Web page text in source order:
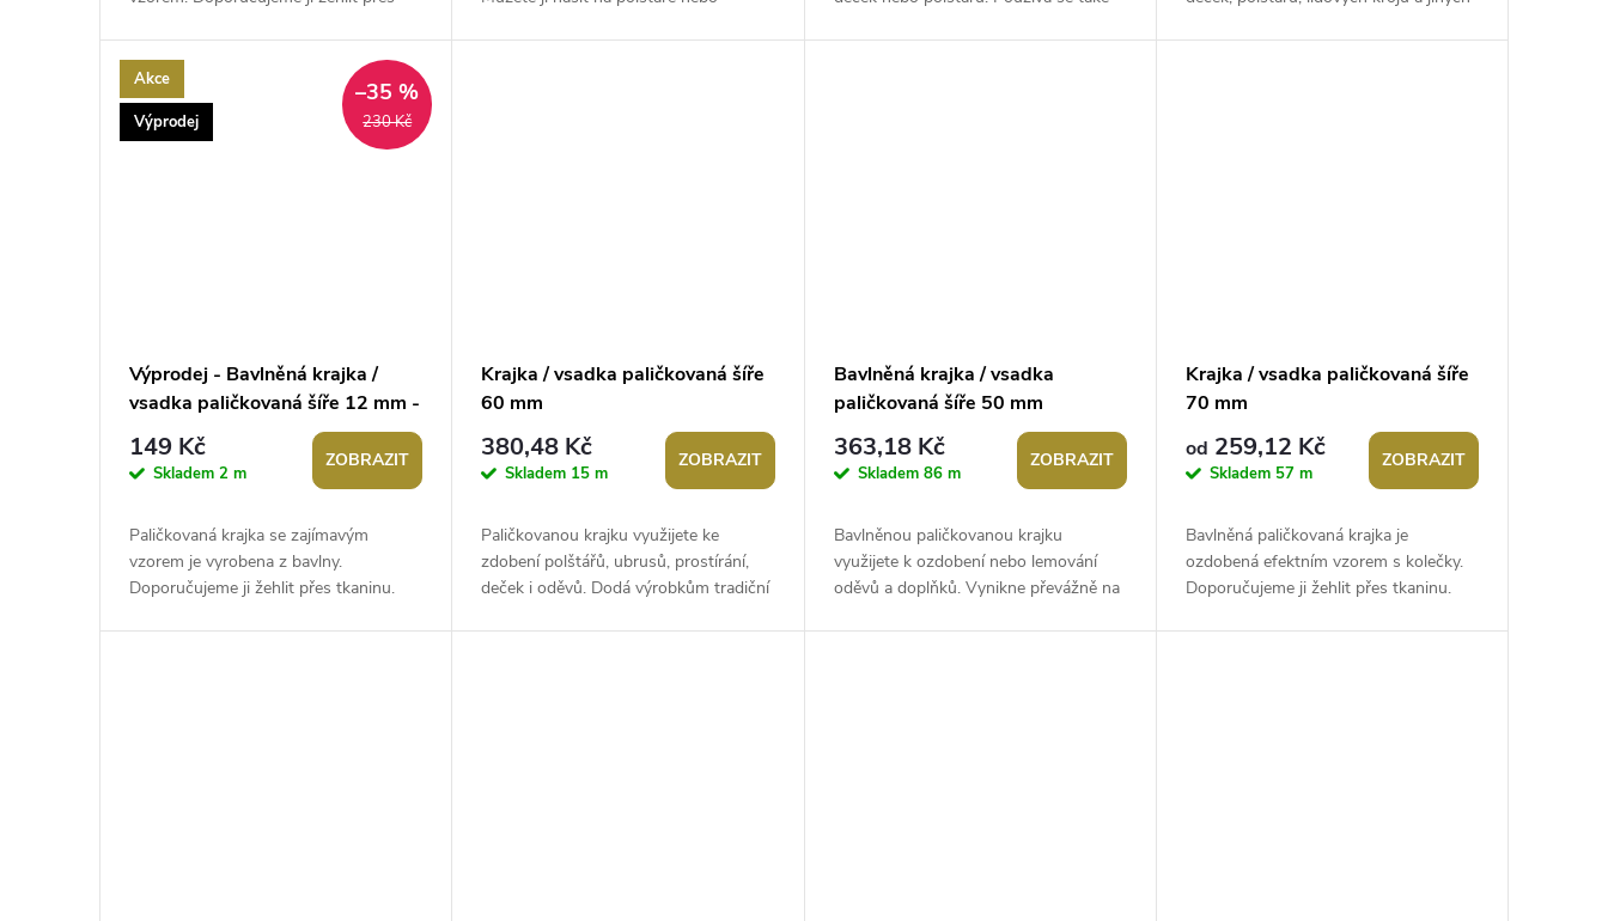
Akce
Výprodej
230 Kč
–35 %
Výprodej - Bavlněná krajka /
vsadka paličkovaná šíře 12 mm -
růžová sv. 27m
149 Kč
Skladem 2 m
ZOBRAZIT
Paličkovaná krajka se zajímavým
vzorem je vyrobena z bavlny.
Doporučujeme ji žehlit přes tkaninu.
Krajka / vsadka paličkovaná šíře
60 mm
380,48 Kč
Skladem 15 m
ZOBRAZIT
Paličkovanou krajku využijete ke
zdobení polštářů, ubrusů, prostírání,
deček i oděvů. Dodá výrobkům tradiční
Bavlněná krajka / vsadka
paličkovaná šíře 50 mm
363,18 Kč
Skladem 86 m
ZOBRAZIT
Bavlněnou paličkovanou krajku
využijete k ozdobení nebo lemování
oděvů a doplňků. Vynikne převážně na
Krajka / vsadka paličkovaná šíře
70 mm
od 259,12 Kč
Skladem 57 m
ZOBRAZIT
Bavlněná paličkovaná krajka je
ozdobená efektním vzorem s kolečky.
Doporučujeme ji žehlit přes tkaninu.